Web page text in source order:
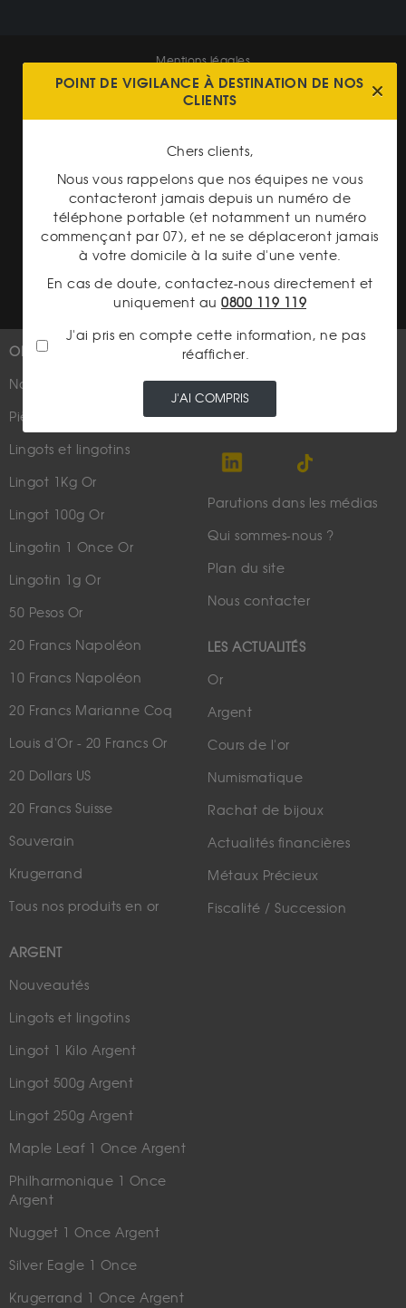
Mentions légales
CGV Gardienor
Conditions générales de vente
Conditions générales d'achat
Conditions générales d'utilisation
OR
Nouveautés
Pièces d'or d'investissement
Lingots et lingotins
Lingot 1Kg Or
Lingot 100g Or
Lingotin 1 Once Or
Lingotin 1g Or
50 Pesos Or
20 Francs Napoléon
10 Francs Napoléon
20 Francs Marianne Coq
Louis d'Or - 20 Francs Or
20 Dollars US
20 Francs Suisse
Souverain
Krugerrand
Tous nos produits en or
ARGENT
Nouveautés
Lingots et lingotins
Lingot 1 Kilo Argent
Lingot 500g Argent
Lingot 250g Argent
Maple Leaf 1 Once Argent
Philharmonique 1 Once
Argent
Nugget 1 Once Argent
Silver Eagle 1 Once
Krugerrand 1 Once Argent
PLUS D'INFOS
Suivez-nous
Parutions dans les médias
Qui sommes-nous ?
Plan du site
Nous contacter
LES ACTUALITÉS
Or
Argent
Cours de l'or
Numismatique
Rachat de bijoux
Actualités financières
Métaux Précieux
Fiscalité / Succession
POINT DE VIGILANCE À DESTINATION DE NOS
CLIENTS
Chers clients,
Nous vous rappelons que nos équipes ne vous
contacteront jamais depuis un numéro de
téléphone portable (et notamment un numéro
commençant par 07), et ne se déplaceront jamais
à votre domicile à la suite d'une vente.
En cas de doute, contactez-nous directement et
uniquement au 0800 119 119
J'ai pris en compte cette information, ne pas
réafficher.
J'AI COMPRIS